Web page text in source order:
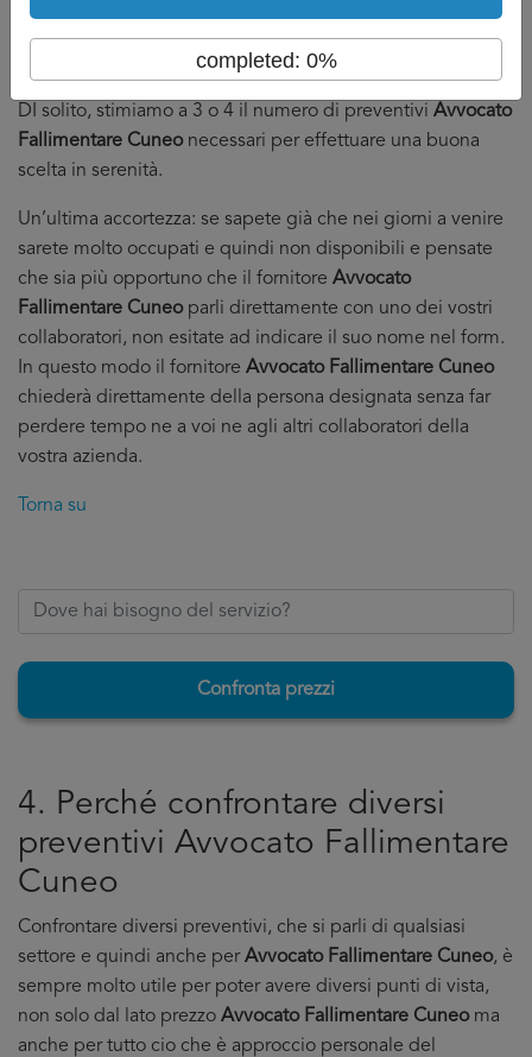
da poter fare serenamente la vostra scelta.
DI solito, stimiamo a 3 o 4 il numero di preventivi Avvocato
Fallimentare Cuneonecessari per effettuare una buona
scelta in serenità.
Un’ultima accortezza: se sapete già che nei giorni a venire
sarete molto occupati e quindi non disponibili e pensate
che sia più opportuno che il fornitore Avvocato
Fallimentare Cuneoparli direttamente con uno dei vostri
collaboratori, non esitate ad indicare il suo nome nel form.
In questo modo il fornitore Avvocato Fallimentare Cuneo
chiederà direttamente della persona designata senza far
perdere tempo ne a voi ne agli altri collaboratori della
vostra azienda.
Torna su
Confronta prezzi
4. Perché confrontare diversi
preventivi Avvocato Fallimentare
Cuneo
Confrontare diversi preventivi, che si parli di qualsiasi
settore e quindi anche perAvvocato Fallimentare Cuneo, è
sempre molto utile per poter avere diversi punti di vista,
non solo dal lato prezzo Avvocato Fallimentare Cuneoma
anche per tutto cio che è approccio personale del
completed: 0%